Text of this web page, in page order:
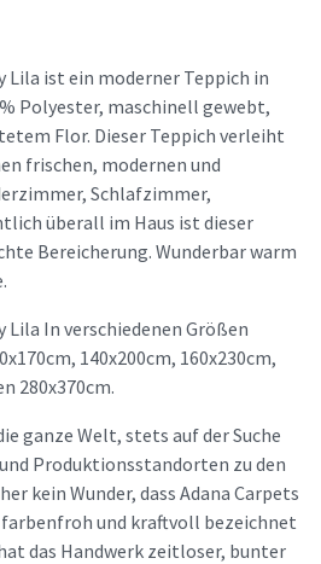
Lila ist ein moderner Teppich in
Polyester, maschinell gewebt,
Flor. Dieser Teppich verleiht
frischen, modernen und
Schlafzimmer,
überall im Haus ist dieser
Bereicherung. Wunderbar warm
Lila In verschiedenen Größen
140x200cm, 160x230cm,
280x370cm.
ganze Welt, stets auf der Suche
Produktionsstandorten zu den
kein Wunder, dass Adana Carpets
und kraftvoll bezeichnet
das Handwerk zeitloser, bunter